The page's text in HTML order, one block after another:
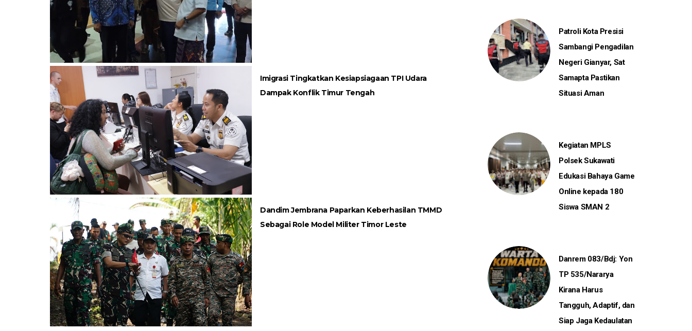
Imigrasi Tingkatkan Kesiapsiagaan TPI Udara
Dampak Konflik Timur Tengah
Dandim Jembrana Paparkan Keberhasilan TMMD
Sebagai Role Model Militer Timor Leste
Patroli Kota Presisi
Sambangi Pengadilan
Negeri Gianyar, Sat
Samapta Pastikan
Situasi Aman
Kegiatan MPLS
Polsek Sukawati
Edukasi Bahaya Game
Online kepada 180
Siswa SMAN 2
Danrem 083/Bdj: Yon
TP 535/Nararya
Kirana Harus
Tangguh, Adaptif, dan
Siap Jaga Kedaulatan